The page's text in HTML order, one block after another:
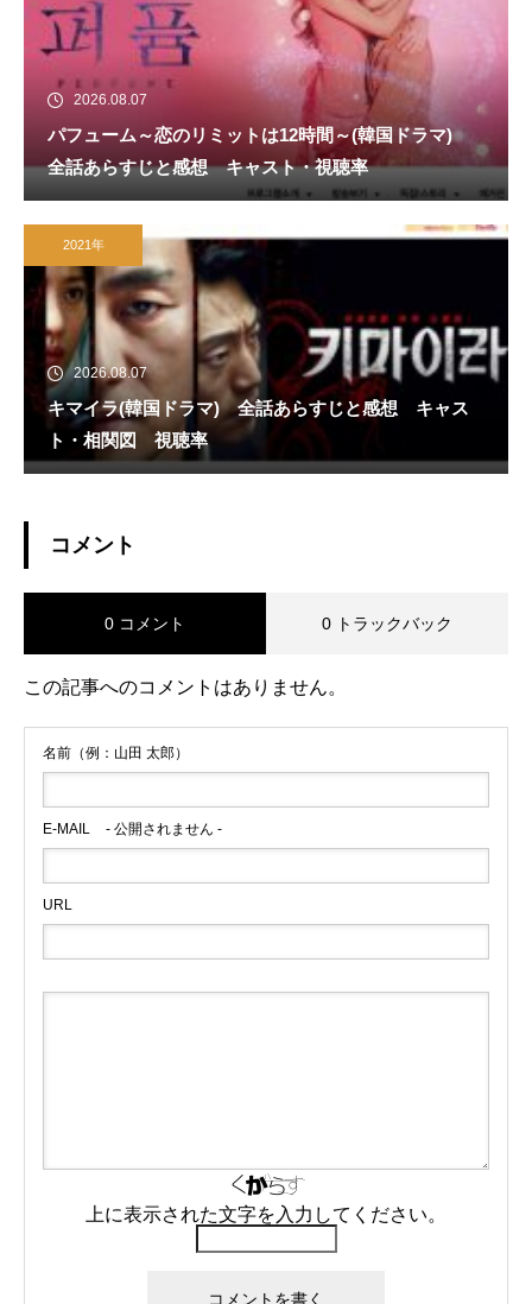
2026.08.07
パフューム～恋のリミットは12時間～(韓国ドラマ)
全話あらすじと感想 キャスト・視聴率
2021年
2026.08.07
キマイラ(韓国ドラマ) 全話あらすじと感想 キャス
ト・相関図 視聴率
コメント
0 コメント 0 トラックバック
この記事へのコメントはありません。
名前（例：山田 太郎）
E-MAIL - 公開されません -
URL
上に表示された文字を入力してください。